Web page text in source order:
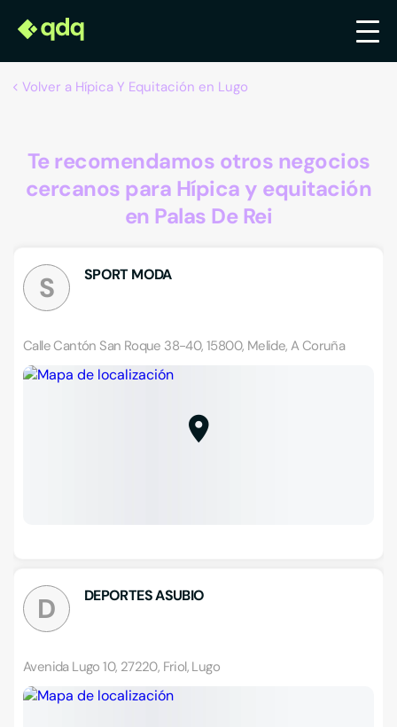
Volver a Hípica Y Equitación en Lugo
Te recomendamos otros negocios
cercanos para Hípica y equitación
en Palas De Rei
S SPORT MODA
Calle Cantón San Roque 38-40, 15800, Melide, A Coruña
D DEPORTES ASUBIO
Avenida Lugo 10, 27220, Friol, Lugo